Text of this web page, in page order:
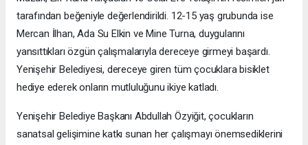
tarafından beğeniyle değerlendirildi. 12-15 yaş grubunda ise
Mercan İlhan, Ada Su Elkin ve Mine Turna, duygularını
yansıttıkları özgün çalışmalarıyla dereceye girmeyi başardı.
Yenişehir Belediyesi, dereceye giren tüm çocuklara bisiklet
hediye ederek onların mutluluğunu ikiye katladı.
Yenişehir Belediye Başkanı Abdullah Özyiğit, çocukların
sanatsal gelişimine katkı sunan her çalışmayı önemsediklerini